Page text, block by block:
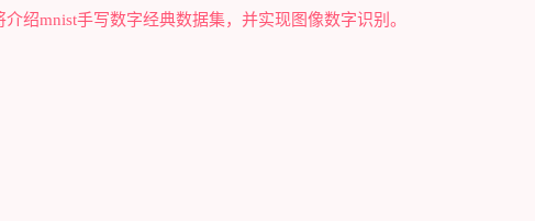
绍mnist手写数字经典数据集，并实现图像数字识别。